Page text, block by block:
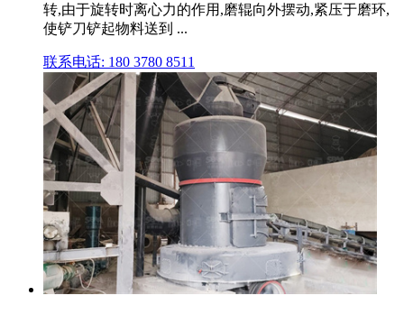
转,由于旋转时离心力的作用,磨辊向外摆动,紧压于磨环,
使铲刀铲起物料送到 ...
联系电话: 180 3780 8511